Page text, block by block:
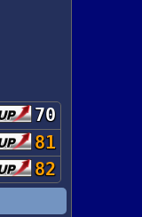
70
81
82